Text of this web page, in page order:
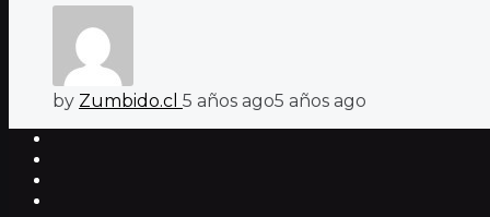
by Zumbido.cl 5 años ago5 años ago